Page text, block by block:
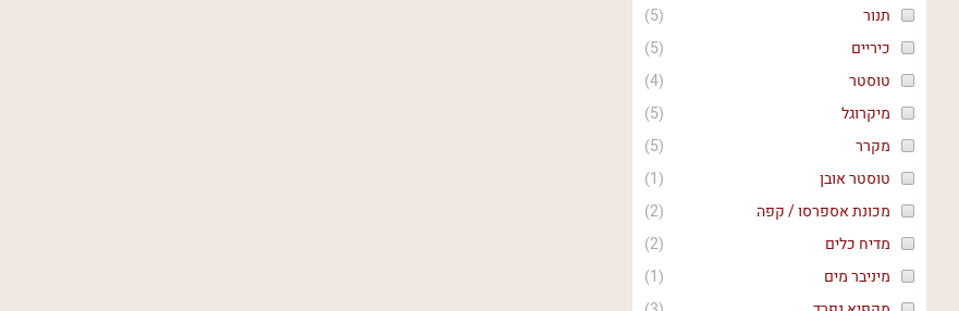
(
5
)
תנור
(
5
)
כיריים
(
4
)
טוסטר
(
5
)
מיקרוגל
(
5
)
מקרר
(
1
)
טוסטר אובן
(
2
)
מכונת אספרסו / קפה
(
2
)
מדיח כלים
(
1
)
מיניבר מים